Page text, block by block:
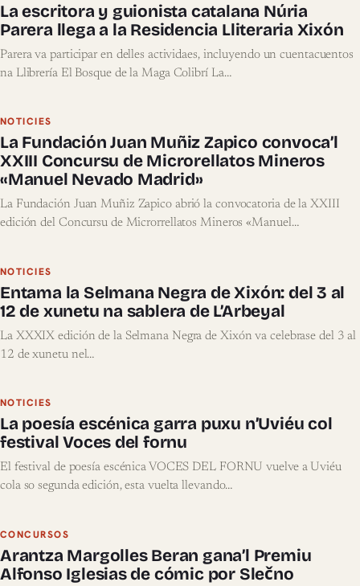
La escritora y guionista catalana Núria
Parera llega a la Residencia Lliteraria Xixón
Parera va participar en delles actividaes, incluyendo un cuentacuentos
na Llibrería El Bosque de la Maga Colibrí La…
NOTICIES
La Fundación Juan Muñiz Zapico convoca’l
XXIII Concursu de Microrellatos Mineros
«Manuel Nevado Madrid»
La Fundación Juan Muñiz Zapico abrió la convocatoria de la XXIII
edición del Concursu de Microrrellatos Mineros «Manuel…
NOTICIES
Entama la Selmana Negra de Xixón: del 3 al
12 de xunetu na sablera de L’Arbeyal
La XXXIX edición de la Selmana Negra de Xixón va celebrase del 3 al
12 de xunetu nel…
NOTICIES
La poesía escénica garra puxu n’Uviéu col
festival Voces del fornu
El festival de poesía escénica VOCES DEL FORNU vuelve a Uviéu
cola so segunda edición, esta vuelta llevando…
CONCURSOS
Arantza Margolles Beran gana’l Premiu
Alfonso Iglesias de cómic por Slečno